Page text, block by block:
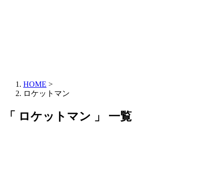
HOME >
ロケットマン
「 ロケットマン 」 一覧